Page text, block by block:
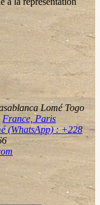
Lomé Togo
France, Paris
(WhatsApp) : +228